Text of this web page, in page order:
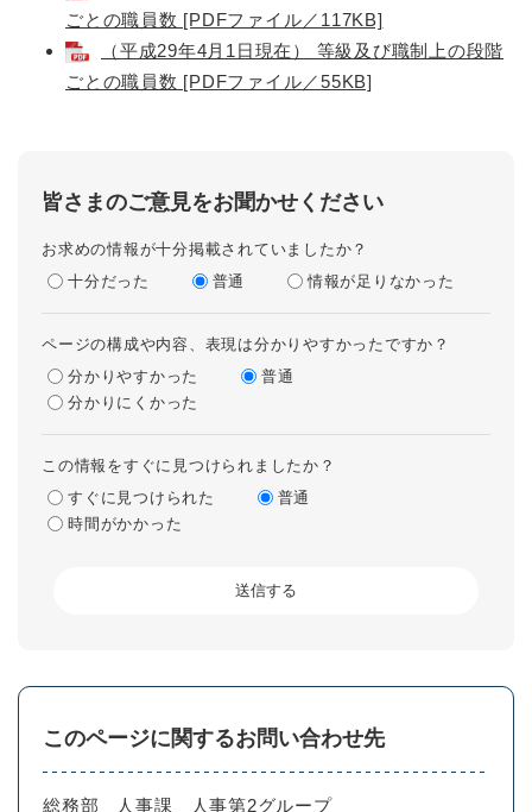
ごとの職員数 [PDFファイル／117KB]
（平成29年4月1日現在） 等級及び職制上の段階
ごとの職員数 [PDFファイル／55KB]
皆さまのご意見をお聞かせください
お求めの情報が十分掲載されていましたか？
十分だった
普通 情報が足りなかった
ページの構成や内容、表現は分かりやすかったですか？
分かりやすかった
普通
分かりにくかった
この情報をすぐに見つけられましたか？
すぐに見つけられた
普通
時間がかかった
このページに関するお問い合わせ先
総務部 人事課 人事第2グループ